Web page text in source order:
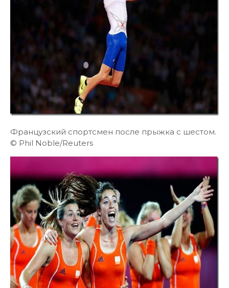
Французский спортсмен после прыжка с шестом.
© Phil Noble/Reuters